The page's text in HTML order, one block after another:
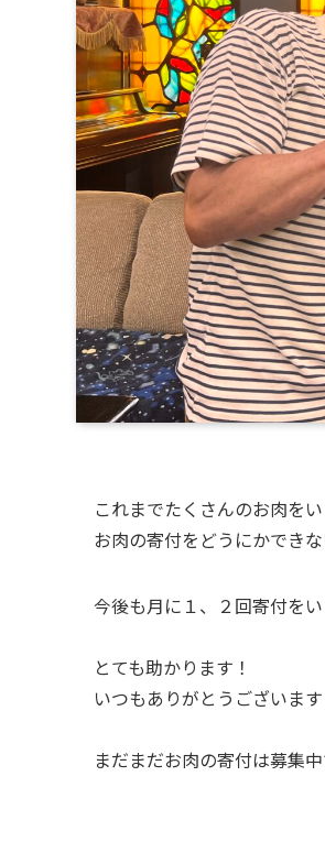
これまでたくさんのお肉を
お肉の寄付をどうにかでき
今後も月に１、２回寄付を
とても助かります！
いつもありがとうございます
まだまだお肉の寄付は募集中